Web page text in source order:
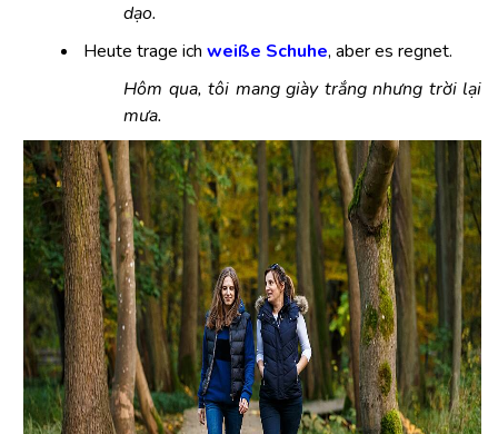
dạo.
Heute trage ich weiße Schuhe, aber es regnet.
Hôm qua, tôi mang giày trắng nhưng trời lại
mưa.